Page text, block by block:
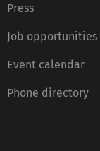
Press
Job opportunities
Event calendar
Phone directory